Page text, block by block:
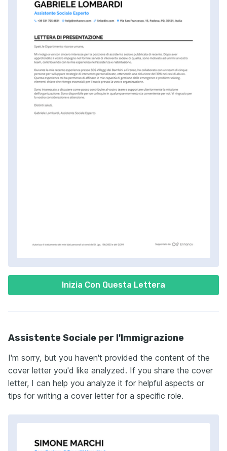
Inizia Con Questa Lettera
Assistente Sociale per l'Immigrazione
I'm sorry, but you haven't provided the content of the
cover letter you'd like analyzed. If you share the cover
letter, I can help you analyze it for helpful aspects or
tips for writing a cover letter for a specific role.